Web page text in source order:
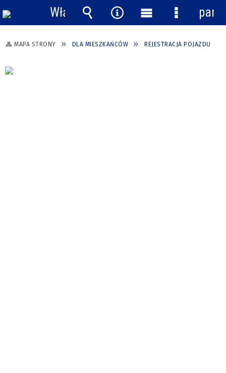
MAPA STRONY DLA MIESZKAŃCÓW REJESTRACJA POJAZDU
Włącz
powiadomienia
Wyszukiwarka
Narzędzia
Menu
główne
Menu
panel